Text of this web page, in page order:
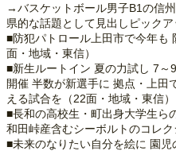
→バスケットボール男子B1の信
県的な話題として見出しピック
■防犯パトロール上田市で今年も
面・地域・東信）
■新生ルートイン 夏の力試し 7～
開催 半数が新選手に 拠点・上田
える試合を（22面・地域・東信）
■長和の高校生・町出身大学生ら
和田峠産含むシーボルトのコレク
■未来のなりたい自分を絵に 園